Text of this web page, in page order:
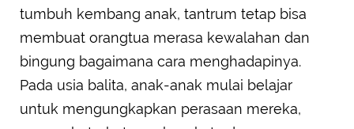
tumbuh kembang anak, tantrum tetap bisa
membuat orangtua merasa kewalahan dan
bingung bagaimana cara menghadapinya.
Pada usia balita, anak-anak mulai belajar
untuk mengungkapkan perasaan mereka,